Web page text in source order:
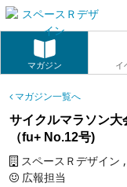
マガジン イ
マガジン一覧へ
サイクルマラソン
（fu+ No.12号)
スペースＲデザイン
広報担当